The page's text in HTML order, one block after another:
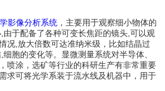
影像分析系统 ，主要用于观察细小物体的
于配备了各种可变长焦距的镜头,可以观
况,放大倍数可达准纳米级，比如结晶过
胞的变化等。显微测量系统对半导体、
喷涂，选矿等行业的科研生产有非常重要
求可将光学系装于流水线及机器中，用于